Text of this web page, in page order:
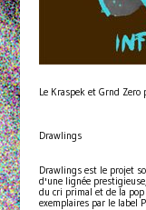
Le Kraspek et Grnd Zero
Drawlings
Drawlings est le projet
d'une lignée
du cri primal et de la
exemplaires par le label